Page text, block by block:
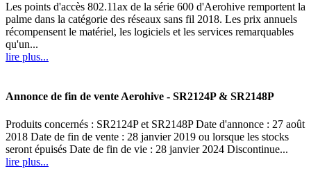
Les points d'accès 802.11ax de la série 600 d'Aerohive remportent la
palme dans la catégorie des réseaux sans fil 2018. Les prix annuels
récompensent le matériel, les logiciels et les services remarquables
qu'un...
lire plus...
Annonce de fin de vente Aerohive - SR2124P & SR2148P
Produits concernés : SR2124P et SR2148P Date d'annonce : 27 août
2018 Date de fin de vente : 28 janvier 2019 ou lorsque les stocks
seront épuisés Date de fin de vie : 28 janvier 2024 Discontinue...
lire plus...